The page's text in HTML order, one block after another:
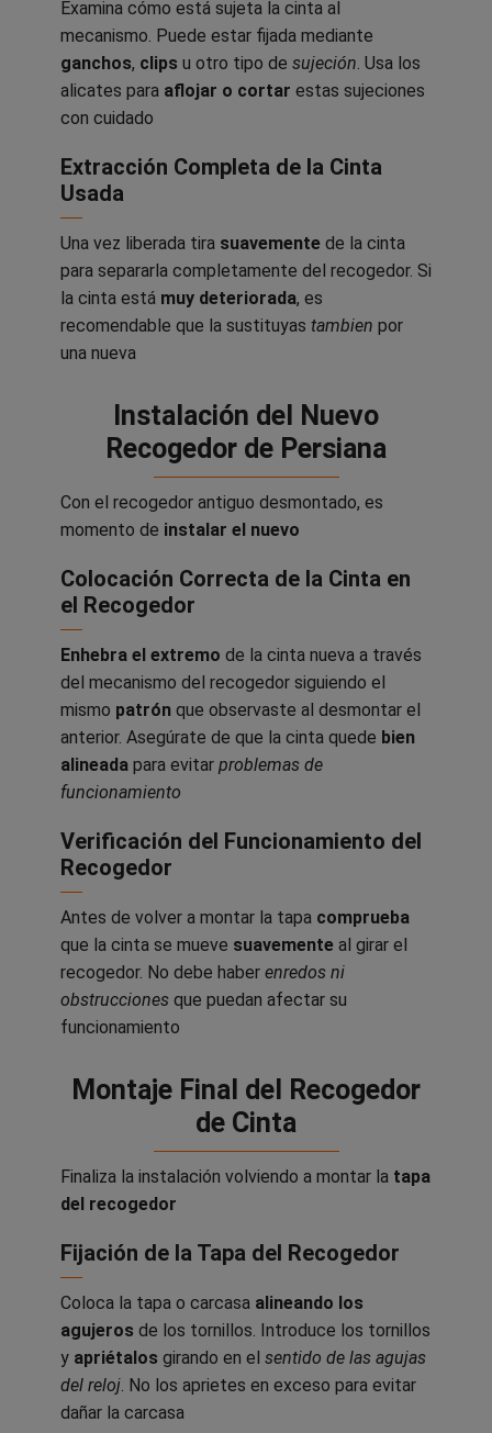
Examina cómo está sujeta la cinta al
mecanismo. Puede estar fijada mediante
ganchos, clips u otro tipo de sujeción. Usa los
alicates para aflojar o cortar estas sujeciones
con cuidado
Extracción Completa de la Cinta
Usada
Una vez liberada tira suavemente de la cinta
para separarla completamente del recogedor. Si
la cinta está muy deteriorada, es
recomendable que la sustituyas tambien por
una nueva
Instalación del Nuevo
Recogedor de Persiana
Con el recogedor antiguo desmontado, es
momento de instalar el nuevo
Colocación Correcta de la Cinta en
el Recogedor
Enhebra el extremo de la cinta nueva a través
del mecanismo del recogedor siguiendo el
mismo patrón que observaste al desmontar el
anterior. Asegúrate de que la cinta quede bien
alineada para evitar problemas de
funcionamiento
Verificación del Funcionamiento del
Recogedor
Antes de volver a montar la tapa comprueba
que la cinta se mueve suavemente al girar el
recogedor. No debe haber enredos ni
obstrucciones que puedan afectar su
funcionamiento
Montaje Final del Recogedor
de Cinta
Finaliza la instalación volviendo a montar la tapa
del recogedor
Fijación de la Tapa del Recogedor
Coloca la tapa o carcasa alineando los
agujeros de los tornillos. Introduce los tornillos
y apriétalos girando en el sentido de las agujas
del reloj. No los aprietes en exceso para evitar
dañar la carcasa